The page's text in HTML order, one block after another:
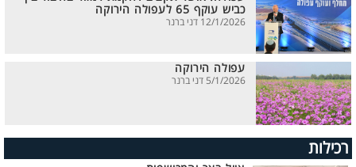
כביש עוקף 65 לעפולה הירוקה
12/1/2026 דני ברנר
עפולה הירוקה
5/1/2026 דני ברנר
רכילות